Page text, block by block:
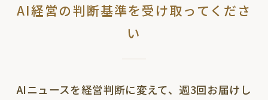
AI経営の判断基準を受け取ってくださ
い
AIニュースを経営判断に変えて、週3回お届けし